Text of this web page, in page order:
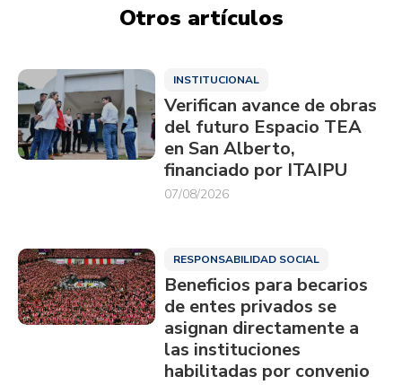
Otros artículos
INSTITUCIONAL
Verifican avance de obras
del futuro Espacio TEA
en San Alberto,
financiado por ITAIPU
07/08/2026
RESPONSABILIDAD SOCIAL
Beneficios para becarios
de entes privados se
asignan directamente a
las instituciones
habilitadas por convenio